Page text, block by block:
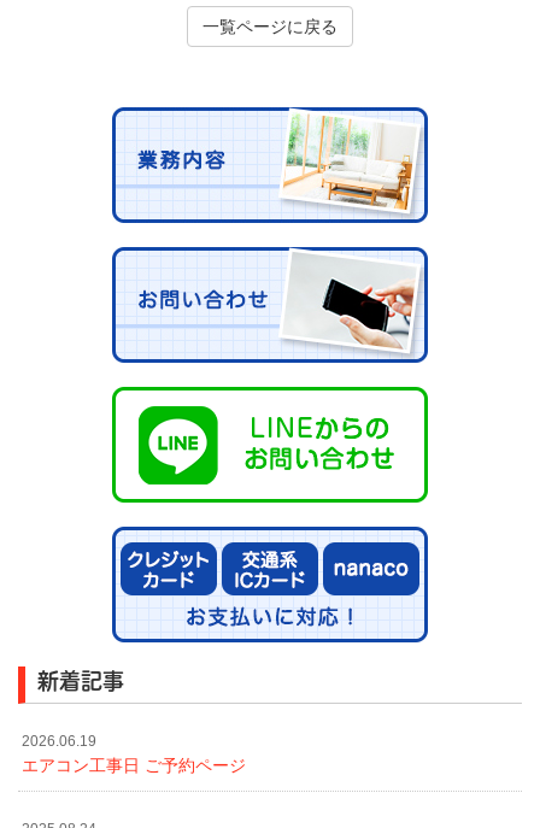
一覧ページに戻る
新着記事
2026.06.19
エアコン工事日 ご予約ページ